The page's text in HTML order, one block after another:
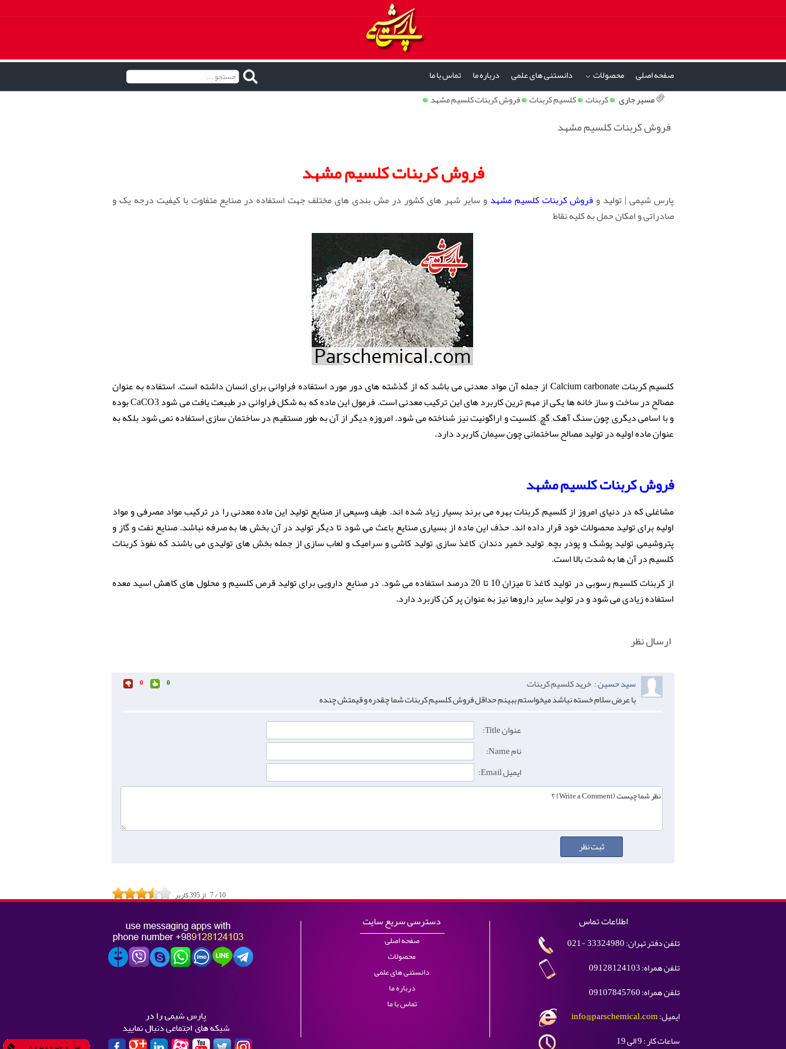
صفحه اصلی محصولات دانستنی های علمی درباره ما
تماس با ما
مسیر جاری
» کربنات کلسیم کربنات فروش کربنات کلسیم مشهد
فروش کربنات کلسیم مشهد
فروش کربنات کلسیم مشهد
پارس شیمی | تولید وفروش کربنات کلسیم مشهدو سایر شهر های کشور در مش بندی های مختلف جهت استفاده در صنایع متفاوت با کیفیت درجه یک و
صادراتی و امکان حمل به کلیه نقاط
کلسیم کربنات
Calcium carbonate از جمله آن مواد معدنی می باشد که از گذشته های دور مورد استفاده فراوانی برای انسان داشته است. استفاده به عنوان
مصالح در ساخت و ساز خانه ها یکی از مهم ترین کاربرد های این ترکیب معدنی است. فرمول این ماده که به شکل فراوانی در طبیعت یافت می شود CaCO3 بوده
و با اسامی دیگری چون سنگ آهک, گچ, کلسیت و اراگونیت نیز شناخته می شود. امروزه دیگر از آن به طور مستقیم در ساختمان سازی استفاده نمی شود بلکه به
عنوان ماده اولیه در تولید مصالح ساختمانی چون سیمان کاربرد دارد.
فروش کربنات کلسیم مشهد
مشاغلی که در دنیای امروز ازکلسیم کربناتبهره می برند بسیار زیاد شده اند. طیف وسیعی از صنایع تولید این ماده معدنی را در ترکیب مواد مصرفی و مواد
اولیه برای تولید محصولات خود قرار داده اند. حذف این ماده از بسیاری صنایع باعث می شود تا دیگر تولید در آن بخش ها به صرفه نباشد. صنایع نفت و گاز و
پتروشیمی, تولید پوشک و پودر بچه, تولید خمیر دندان, کاغذ سازی, تولید کاشی و سرامیک و لعاب سازی از جمله بخش های تولیدی می باشند که نفوذکربنات
کلسیمدر آن ها به شدت بالا است.
ازکربنات کلسیم
رسوبی در تولید کاغذ تا میزان 10 تا 20 درصد استفاده می شود. در صنایع دارویی برای تولید قرص کلسیم و محلول های کاهش اسید معده
استفاده زیادی می شود و در تولید سایر داروها نیز به عنوان پر کن کاربرد دارد.
ارسال نظر
سید حسین : خرید کلسیم کربنات 0
0
با عرض سلام خسته نباشد میخواستم ببینم حداقل فروش کلسیم کربنات شما چقدره و قیمتش چنده
عنوان Title:
نام Name:
ایمیل Email:
7/10 از395کاربر
اطلاعات تماس
تلفن دفتر تهران: 33324980 -021
تلفن همراه: 09128124103
تلفن همراه: 09107845760
ایمیل:info@parschemical.com
ساعات کار : 9 الی 19
دسترسی سریع سایت
صفحه اصلی
محصولات
دانستنی های علمی
درباره ما
تماس با ما